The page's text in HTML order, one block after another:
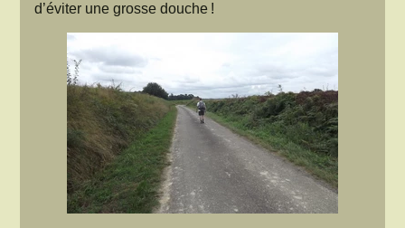
d’éviter une grosse douche !